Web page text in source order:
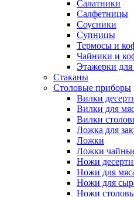
Салатники
Салфетницы
Соусники
Супницы
Термосы и
Чайники и
Этажерки
Стаканы
Столовые приборы
Вилки
Вилки для
Вилки
Ложка для
Ложки
Ложки
Ножи
Ножи для
Ножи для
Ножи